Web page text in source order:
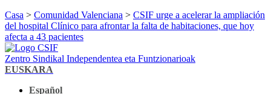
Casa > Comunidad Valenciana > CSIF urge a acelerar la ampliación
del hospital Clínico para afrontar la falta de habitaciones, que hoy
afecta a 43 pacientes
Zentro Sindikal Independentea eta Funtzionarioak
EUSKARA
Español